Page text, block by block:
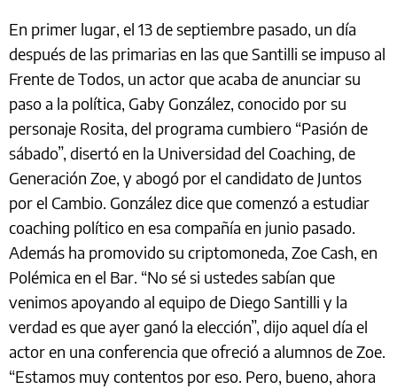
En primer lugar, el 13 de septiembre pasado, un día
después de las primarias en las que Santilli se impuso al
Frente de Todos, un actor que acaba de anunciar su
paso a la política, Gaby González, conocido por su
personaje Rosita, del programa cumbiero “Pasión de
sábado”, disertó en la Universidad del Coaching, de
Generación Zoe, y abogó por el candidato de Juntos
por el Cambio. González dice que comenzó a estudiar
coaching político en esa compañía en junio pasado.
Además ha promovido su criptomoneda, Zoe Cash, en
Polémica en el Bar. “No sé si ustedes sabían que
venimos apoyando al equipo de Diego Santilli y la
verdad es que ayer ganó la elección”, dijo aquel día el
actor en una conferencia que ofreció a alumnos de Zoe.
“Estamos muy contentos por eso. Pero, bueno, ahora